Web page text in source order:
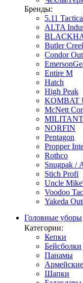
Бренды:
5.11
ALTA
Butler
Condor
Entire M
Hatch
High Peak
KOMBAT
McNett
MILITANT
NORFIN
Pentagon
Propper
Rothco
Snugpak /
Stich Profi
Uncle
Voodoo
Yakeda
Головные уборы
Категории:
Кепки
Бейсболки
Панамы
Шапки